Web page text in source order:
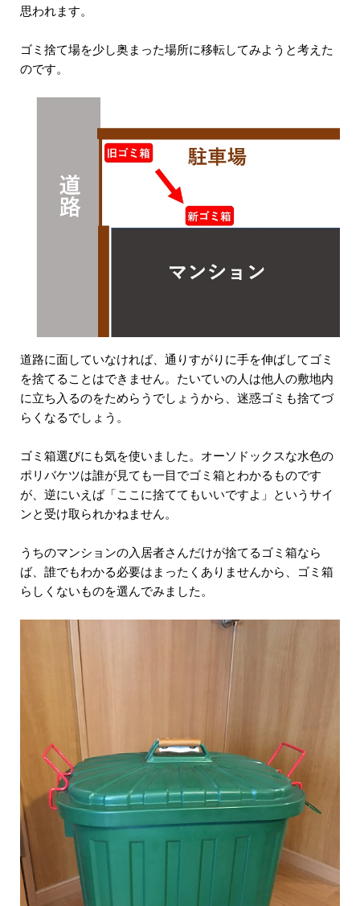
思われます。
ゴミ捨て場を少し奥まった場所に移転してみようと考えた
のです。
道路に面していなければ、通りすがりに手を伸ばしてゴミ
を捨てることはできません。たいていの人は他人の敷地内
に立ち入るのをためらうでしょうから、迷惑ゴミも捨てづ
らくなるでしょう。
ゴミ箱選びにも気を使いました。オーソドックスな水色の
ポリバケツは誰が見ても一目でゴミ箱とわかるものです
が、逆にいえば「ここに捨ててもいいですよ」というサイ
ンと受け取られかねません。
うちのマンションの入居者さんだけが捨てるゴミ箱なら
ば、誰でもわかる必要はまったくありませんから、ゴミ箱
らしくないものを選んでみました。